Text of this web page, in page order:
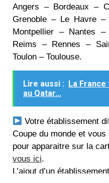
Angers – Bordeaux –
Grenoble – Le Havre
Montpellier – Nantes
Reims – Rennes –
Toulon – Toulouse.
Lire aussi :
La
au Qatar...
Votre établissement
Coupe du monde et
pour apparaitre sur la
vous ici.
L’ajout d’un